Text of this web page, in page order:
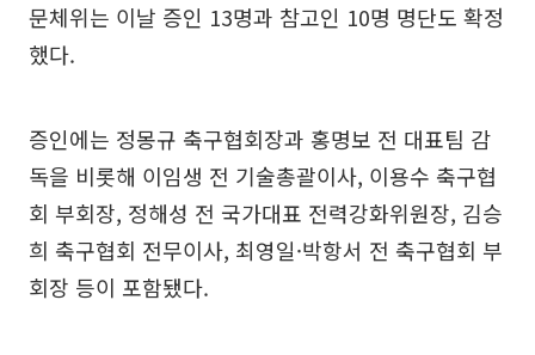
문체위는 이날 증인 13명과 참고인 10명 명단도 확정
했다.
증인에는 정몽규 축구협회장과 홍명보 전 대표팀 감
독을 비롯해 이임생 전 기술총괄이사, 이용수 축구협
회 부회장, 정해성 전 국가대표 전력강화위원장, 김승
희 축구협회 전무이사, 최영일·박항서 전 축구협회 부
회장 등이 포함됐다.